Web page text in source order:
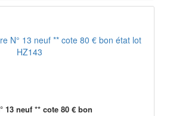
13 neuf ** cote 80 € bon